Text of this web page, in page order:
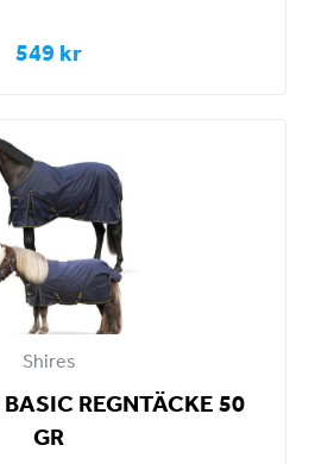
549 kr
Shires
REGNTÄCKE 50
GR